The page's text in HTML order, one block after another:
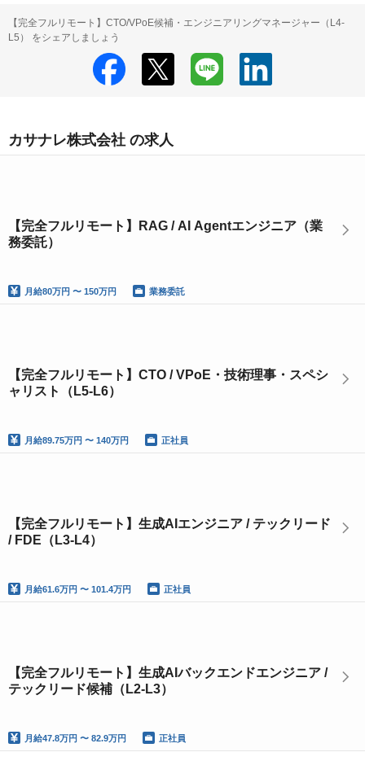
【完全フルリモート】CTO/VPoE候補・エンジニアリングマネージャー（L4-
L5） をシェアしましょう
カサナレ株式会社 の求人
【完全フルリモート】RAG / AI Agentエンジニア（業
務委託）
月給80万円 〜 150万円 業務委託
【完全フルリモート】CTO / VPoE・技術理事・スペシ
ャリスト（L5-L6）
月給89.75万円 〜 140万円 正社員
【完全フルリモート】生成AIエンジニア / テックリード
/ FDE（L3-L4）
月給61.6万円 〜 101.4万円 正社員
【完全フルリモート】生成AIバックエンドエンジニア /
テックリード候補（L2-L3）
月給47.8万円 〜 82.9万円 正社員